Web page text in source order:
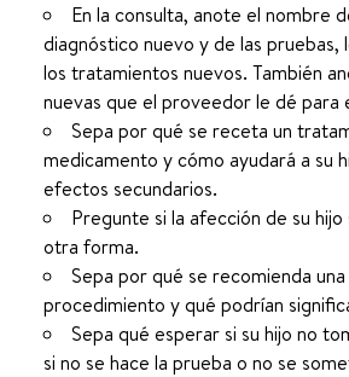
En la consulta, anote el nombre
diagnóstico nuevo y de las pruebas,
los tratamientos nuevos. También
nuevas que el proveedor le dé para
Sepa por qué se receta un
medicamento y cómo ayudará a su
efectos secundarios.
Pregunte si la afección de su
otra forma.
Sepa por qué se recomienda
procedimiento y qué podrían
Sepa qué esperar si su hijo no
si no se hace la prueba o no se